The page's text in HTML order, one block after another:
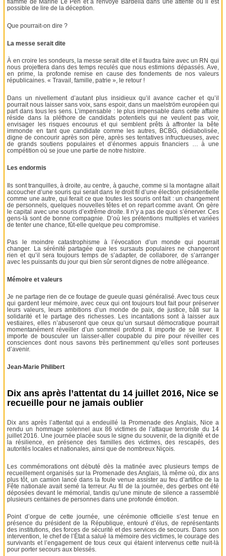
flamme de Marine Le Pen et a renvoyé Bardella dans une attente où il est
possible de lire de la déception.
Que pourrait-on dire ?
La messe serait dite
À en croire les sondeurs, la messe serait dite et il faudra faire avec un RN qui
nous projettera dans des temps reculés que nous estimions dépassés. Ave,
en prime, la profonde remise en cause des fondements de nos valeurs
républicaines. « Travail, famille, patrie », le retour !
Dans un nivellement d’autant plus insidieux qu’il avance cacher et qu’il
pourrait nous laisser sans voix, sans espoir, dans un maelström européen qui
part dans tous les sens. L’impensable : le plus impensable dans cette affaire
réside dans la pléthore de candidats potentiels qui ne veulent pas voir,
envisager les risques encourus et qui semblent prêts à affronter la bête
immonde en tant que candidate comme les autres, BCBG, dédiabolisée,
digne de concourir après son père, après ses tentatives infructueuses, avec
de grands soutiens populaires et d’énormes appuis financiers … à une
compétition où se joue une partie de notre histoire.
Les endormis
Ils sont tranquilles, à droite, au centre, à gauche, comme si la montagne allait
accoucher d’une souris qui serait dans le droit fil d’une élection présidentielle
comme une autre, qui ferait ce que toutes les souris ont fait : un changement
de personnels, quelques nouvelles têtes et on repart comme avant. On gère
le capital avec une souris d’extrême droite. Il n’y a pas de quoi s’énerver. Ces
gens-là sont de bonne compagnie. D’où les prétentions multiples et variées
de tenter une chance, fût-elle quelque peu compromise.
Pas le moindre catastrophisme à l’évocation d’un monde qui pourrait
changer. La sérénité partagée que les sursauts populaires ne changeront
rien et qu’il sera toujours temps de s’adapter, de collaborer, de s’arranger
avec les puissants du jour qui bien sûr seront dignes de notre allégeance.
Mémoire et valeurs
Je ne partage rien de ce foutage de gueule quasi généralisé. Avec tous ceux
qui gardent leur mémoire, avec ceux qui ont toujours tout fait pour préserver
leurs valeurs, leurs ambitions d’un monde de paix, de justice, bâti sur la
solidarité et le partage des richesses. Les incantations sont à laisser aux
vestiaires, elles n’abuseront que ceux qu’un sursaut démocratique pourrait
momentanément réveiller d’un sommeil profond. Il importe de se lever. Il
importe de bousculer un laisser-aller coupable du pire pour réveiller ces
consciences dont nous savons très pertinemment qu’elles sont porteuses
d’avenir.
Jean-Marie Philibert
Dix ans après l’attentat du 14 juillet 2016, Nice se
recueille pour ne jamais oublier
Dix ans après l’attentat qui a endeuillé la Promenade des Anglais, Nice a
rendu un hommage solennel aux 86 victimes de l’attaque terroriste du 14
juillet 2016. Une journée placée sous le signe du souvenir, de la dignité et de
la résilience, en présence des familles des victimes, des rescapés, des
autorités locales et nationales, ainsi que de nombreux Niçois.
Les commémorations ont débuté dès la matinée avec plusieurs temps de
recueillement organisés sur la Promenade des Anglais, là même où, dix ans
plus tôt, un camion lancé dans la foule venue assister au feu d’artifice de la
Fête nationale avait semé la terreur. Au fil de la journée, des gerbes ont été
déposées devant le mémorial, tandis qu’une minute de silence a rassemblé
plusieurs centaines de personnes dans une profonde émotion.
Point d’orgue de cette journée, une cérémonie officielle s’est tenue en
présence du président de la République, entouré d’élus, de représentants
des institutions, des forces de sécurité et des services de secours. Dans son
intervention, le chef de l’État a salué la mémoire des victimes, le courage des
survivants et l’engagement de tous ceux qui étaient intervenus cette nuit-là
pour porter secours aux blessés.